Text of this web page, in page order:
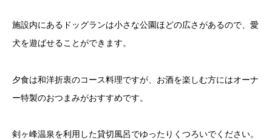
施設内にあるドッグランは小さな公園ほどの広さがあるので、愛
犬を遊ばせることができます。
夕食は和洋折衷のコース料理ですが、お酒を楽しむ方にはオーナ
ー特製のおつまみがおすすめです。
剣ヶ峰温泉を利用した貸切風呂でゆったりくつろいでください。